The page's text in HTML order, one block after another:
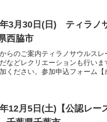
3月30日(日) ティラ
西脇市
らのご案内ティラノサウルス
などレクリエーションも行い
ください。参加申込フォーム【
12月5日(土)【公認レ